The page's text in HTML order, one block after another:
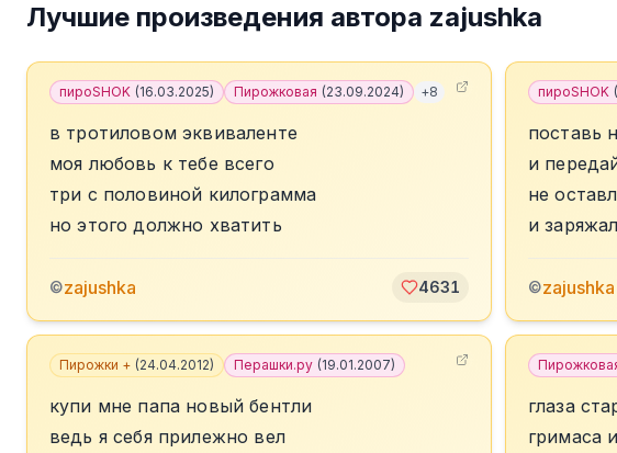
Лучшие произведения автора zajushka
пироSHOK (16.03.2025) Пирожковая (23.09.2024) +8
в тротиловом эквиваленте
моя любовь к тебе всего
три с половиной килограмма
но этого должно хватить
©zajushka 4631
пироSHOK (
поставь
и
не
и
©zajushka
Пирожки + (24.04.2012) Перашки.ру (19.01.2007)
купи мне папа новый бентли
ведь я себя прилежно вел
глаза
гримаса